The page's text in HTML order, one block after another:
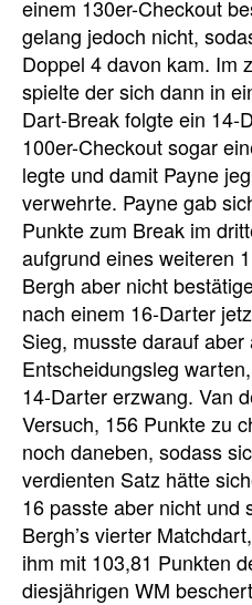
einem 130er-Checkout
gelang jedoch nicht,
Doppel 4 davon kam. Im
spielte der sich dann in
Dart-Break folgte ein 14-
100er-Checkout sogar
legte und damit Payne
verwehrte. Payne gab
Punkte zum Break im
aufgrund eines weiteren
Bergh aber nicht
nach einem 16-Darter
Sieg, musste darauf aber
Entscheidungsleg
14-Darter erzwang. Van
Versuch, 156 Punkte zu
noch daneben, sodass
verdienten Satz hätte
16 passte aber nicht und
Bergh’s vierter
ihm mit 103,81 Punkten
diesjährigen WM